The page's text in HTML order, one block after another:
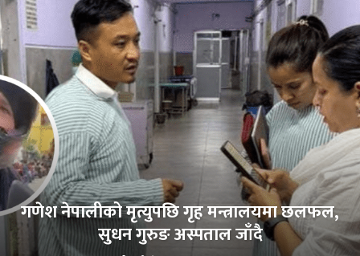
गणेश नेपालीको मृत्युपछि गृह मन्त्रालयमा छलफल,
सुधन गुरुङ अस्पताल जाँदै